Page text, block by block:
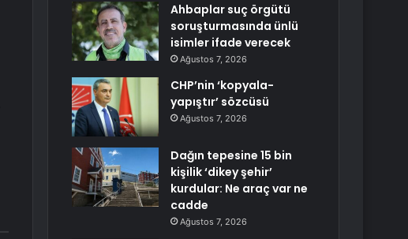
Ahbaplar suç örgütü
soruşturmasında ünlü
isimler ifade verecek
Ağustos 7, 2026
CHP’nin ‘kopyala-
yapıştır’ sözcüsü
Ağustos 7, 2026
Dağın tepesine 15 bin
kişilik ‘dikey şehir’
kurdular: Ne araç var ne
cadde
Ağustos 7, 2026